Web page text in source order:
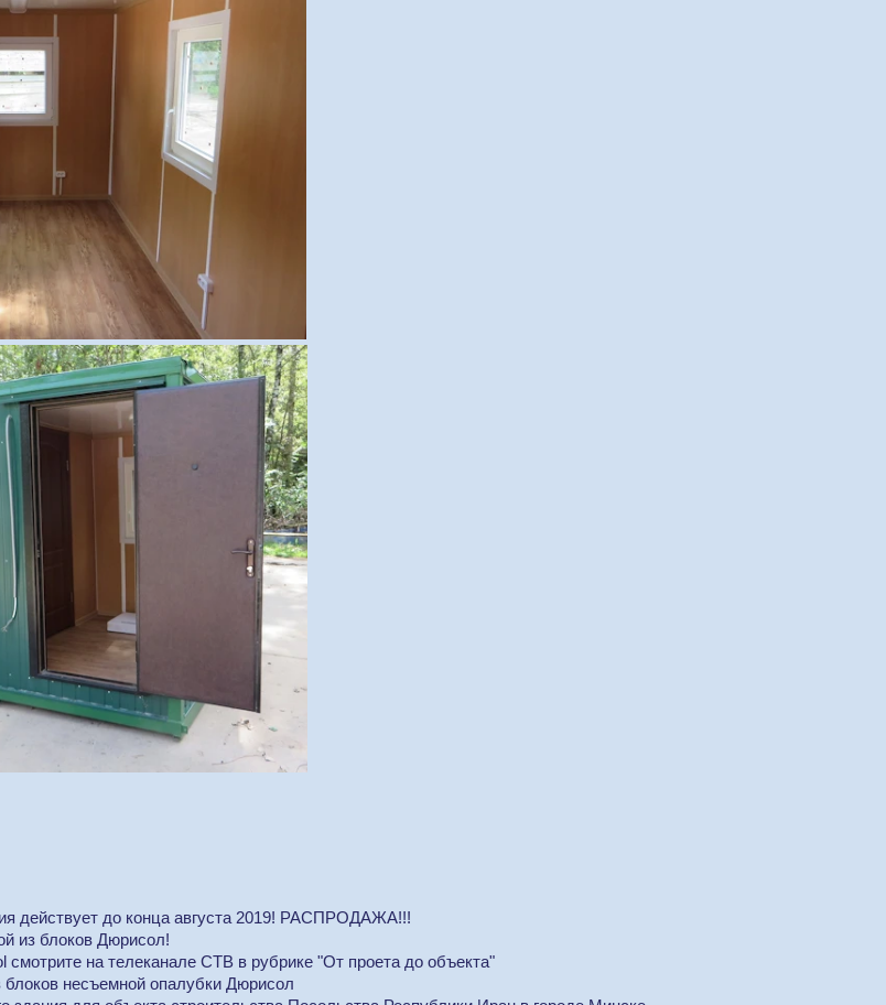
действует до конца августа 2019! РАСПРОДАЖА!!!
из блоков Дюрисол!
смотрите на телеканале СТВ в рубрике "От проета до объекта"
блоков несъемной опалубки Дюрисол